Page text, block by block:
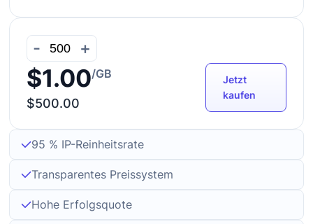
- +
$1.00/GB
$500.00
Jetzt
kaufen
95 % IP-Reinheitsrate
Transparentes Preissystem
Hohe Erfolgsquote